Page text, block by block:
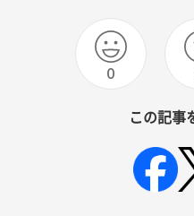
0
この記事